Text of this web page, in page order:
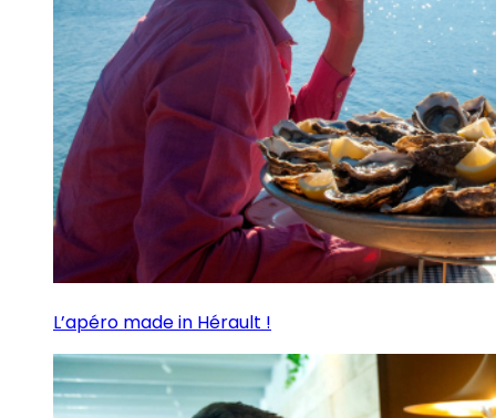
L’apéro made in Hérault !